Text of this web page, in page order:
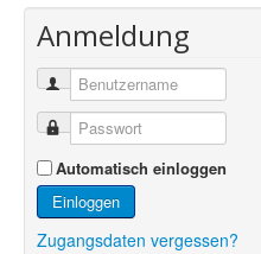
Anmeldung
Automatisch einloggen
Einloggen
Zugangsdaten vergessen?